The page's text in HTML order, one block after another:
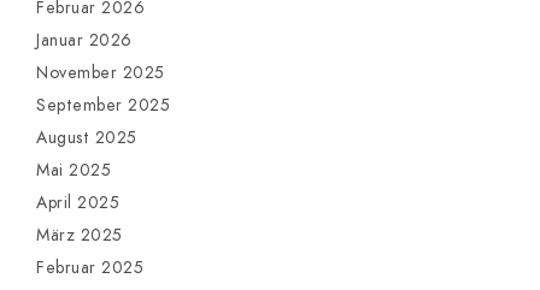
Februar 2026
Januar 2026
November 2025
September 2025
August 2025
Mai 2025
April 2025
März 2025
Februar 2025